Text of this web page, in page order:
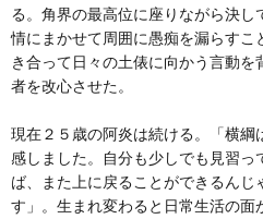
る。角界の最高位に座りながら決
情にまかせて周囲に愚痴を漏らすこ
き合って日々の土俵に向かう言動
者を改心させた。
現在２５歳の阿炎は続ける。「横
感しました。自分も少しでも見習っ
ば、また上に戻ることができるんじ
す」。生まれ変わると日常生活の面